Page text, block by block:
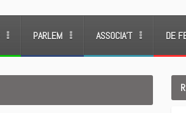
PARLEM ASSOCIA’T DE